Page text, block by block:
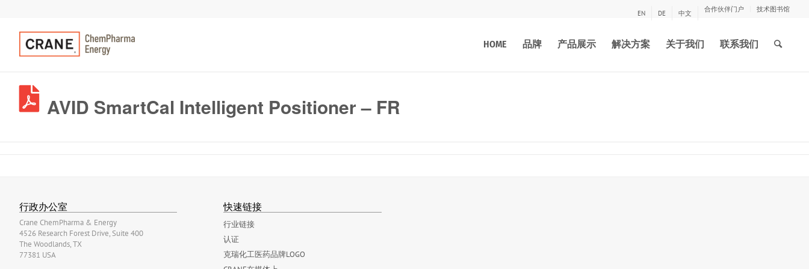
EN DE 中文 合作伙伴门户 技术图书馆
HOME 品牌 产品展示 解决方案 关于我们 联系我们
AVID SmartCal Intelligent Positioner – FR
行政办公室
Crane ChemPharma & Energy
4526 Research Forest Drive, Suite 400
The Woodlands, TX
77381 USA
快速链接
行业链接
认证
克瑞化工医药品牌LOGO